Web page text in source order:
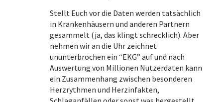
Stellt Euch vor die Daten werden tatsächlich
in Krankenhäusern und anderen Partnern
gesammelt (ja, das klingt schrecklich). Aber
nehmen wir an die Uhr zeichnet
ununterbrochen ein “EKG” auf und nach
Auswertung von Millionen Nutzerdaten kann
ein Zusammenhang zwischen besonderen
Herzrythmen und Herzinfakten,